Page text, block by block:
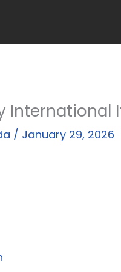
International
/ January 29, 2026